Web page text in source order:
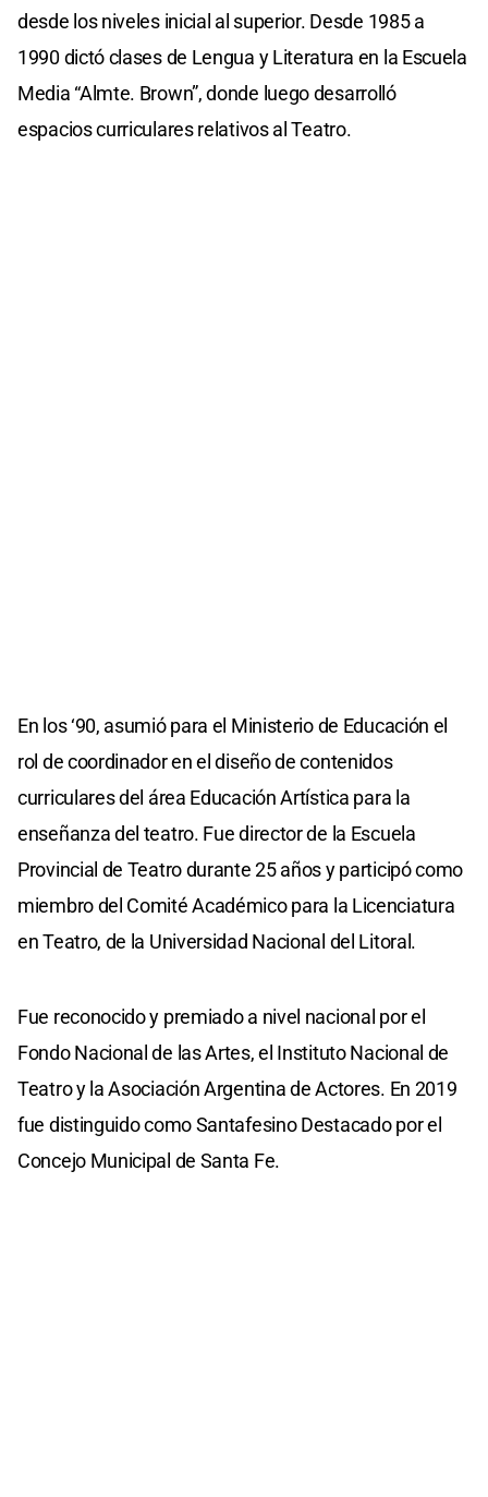
desde los niveles inicial al superior. Desde 1985 a
1990 dictó clases de Lengua y Literatura en la Escuela
Media “Almte. Brown”, donde luego desarrolló
espacios curriculares relativos al Teatro.
En los ‘90, asumió para el Ministerio de Educación el
rol de coordinador en el diseño de contenidos
curriculares del área Educación Artística para la
enseñanza del teatro. Fue director de la Escuela
Provincial de Teatro durante 25 años y participó como
miembro del Comité Académico para la Licenciatura
en Teatro, de la Universidad Nacional del Litoral.
Fue reconocido y premiado a nivel nacional por el
Fondo Nacional de las Artes, el Instituto Nacional de
Teatro y la Asociación Argentina de Actores. En 2019
fue distinguido como Santafesino Destacado por el
Concejo Municipal de Santa Fe.